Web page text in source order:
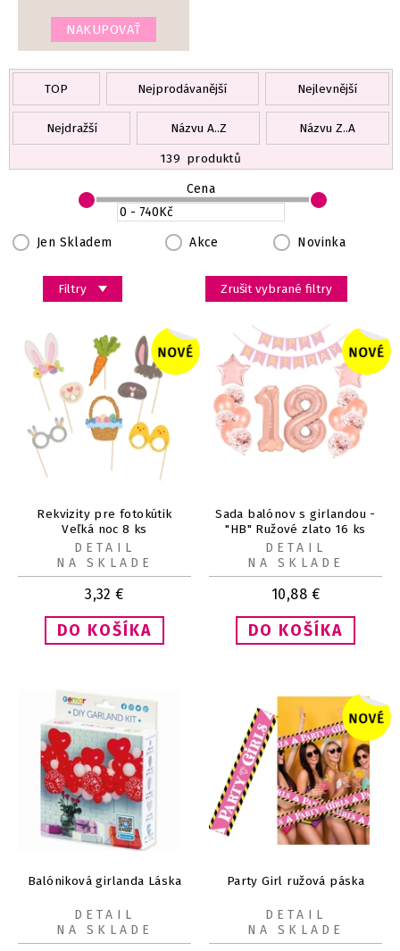
NAKUPOVAŤ
TOP Nejprodávanější Nejlevnější
Nejdražší Názvu A..Z
Názvu Z..A
139 produktů
Filtry
Jen Skladem Akce Novinka
Cena
Zrušit vybrané filtry
Rekvizity pre fotokútik
Veľká noc 8 ks
3,32 €
DETAIL
NA SKLADE
Sada balónov s girlandou -
"HB" Ružové zlato 16 ks
10,88 €
DETAIL
NA SKLADE
Balóniková girlanda Láska
DETAIL
NA SKLADE
Party Girl ružová páska
DETAIL
NA SKLADE